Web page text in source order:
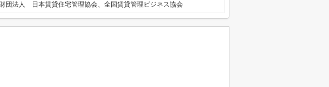
団法人 日本賃貸住宅管理協会、全国賃貸管理ビジネス協会